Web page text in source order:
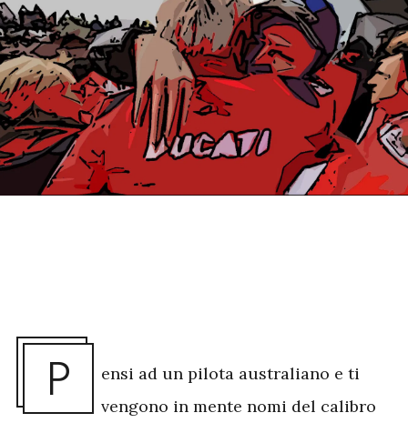
P
ensi ad un pilota australiano e ti
vengono in mente nomi del calibro